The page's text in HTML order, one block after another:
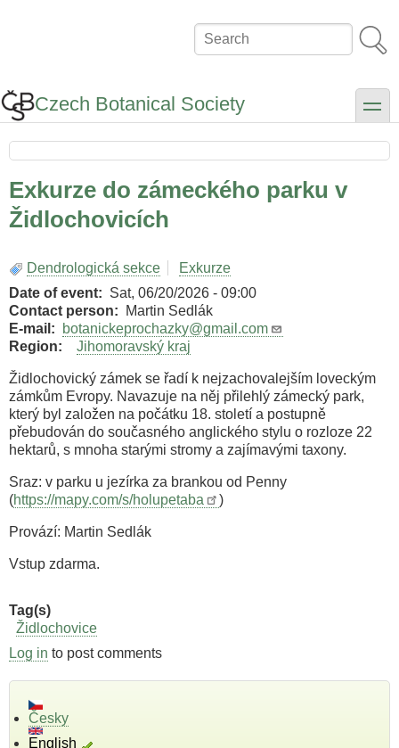
Search
Czech Botanical Society toggle
Exkurze do zámeckého parku v
Židlochovicích
Dendrologická sekce
Exkurze
Date of event
Sat, 06/20/2026 - 09:00
Contact person
Martin Sedlák
E-mail
botanickeprochazky@gmail.com
Region
Jihomoravský kraj
Židlochovický zámek se řadí k nejzachovalejším loveckým
zámkům Evropy. Navazuje na něj přilehlý zámecký park,
který byl založen na počátku 18. století a postupně
přebudován do současného anglického stylu o rozloze 22
hektarů, s mnoha starými stromy a zajímavými taxony.
Sraz: v parku u jezírka za brankou od Penny
(https://mapy.com/s/holupetaba )
Provází: Martin Sedlák
Vstup zdarma.
Tag(s)
Židlochovice
Log in to post comments
Česky
English